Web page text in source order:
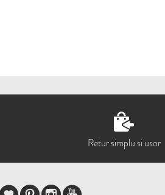
Retur simplu si usor